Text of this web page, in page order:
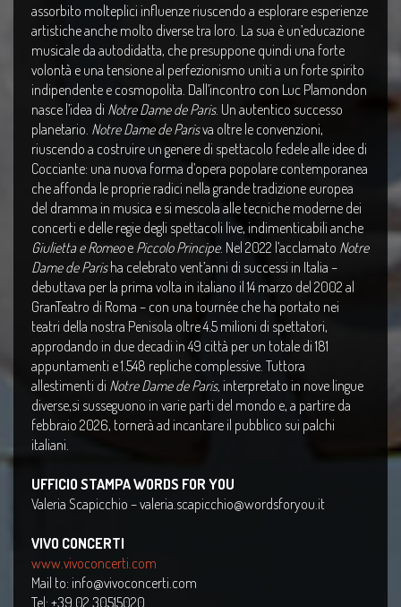
assorbito molteplici influenze riuscendo a esplorare esperienze
artistiche anche molto diverse tra loro. La sua è un’educazione
musicale da autodidatta, che presuppone quindi una forte
volontà e una tensione al perfezionismo uniti a un forte spirito
indipendente e cosmopolita. Dall’incontro con Luc Plamondon
nasce l’idea di Notre Dame de Paris. Un autentico successo
planetario. Notre Dame de Parisva oltre le convenzioni,
riuscendo a costruire un genere di spettacolo fedele alle idee di
Cocciante: una nuova forma d’opera popolare contemporanea
che affonda le proprie radici nella grande tradizione europea
del dramma in musica e si mescola alle tecniche moderne dei
concerti e delle regie degli spettacoli live, indimenticabili anche
Giulietta e Romeoe Piccolo Principe. Nel 2022 l’acclamato Notre
Dame de Parisha celebrato vent’anni di successi in Italia –
debuttava per la prima volta in italiano il 14 marzo del 2002 al
GranTeatro di Roma – con una tournée che ha portato nei
teatri della nostra Penisola oltre 4.5 milioni di spettatori,
approdando in due decadi in 49 città per un totale di 181
appuntamenti e 1.548 repliche complessive. Tuttora
allestimenti di Notre Dame de Paris, interpretato in nove lingue
diverse,si susseguono in varie parti del mondo e, a partire da
febbraio 2026, tornerà ad incantare il pubblico sui palchi
italiani.
UFFICIO STAMPA WORDS FOR YOU
Valeria Scapicchio – valeria.scapicchio@wordsforyou.it
VIVO CONCERTI
www.vivoconcerti.com
Mail to: info@vivoconcerti.com
Tel: +39 02 30515020